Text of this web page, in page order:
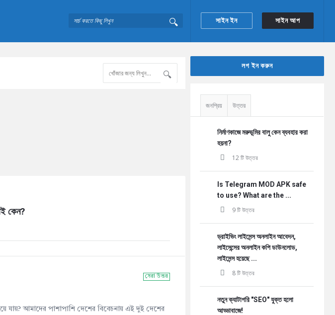
সাইন ইন সাইন আপ
কেন?
সেরা উত্তর
যায়? আমাদের পাশাপাশি দেশের বিবেচনায় এই দুই দেশের
লগ ইন করুন
জনপ্রিয় উত্তর
নির্মাণকাজে মরুভূমির বালু কেন ব্যবহার করা
হয়না?
12 টি উত্তর
Is Telegram MOD APK safe
to use? What are the ...
9 টি উত্তর
ড্রাইভিং লাইসেন্স অনলাইন আবেদন,
লাইসেন্সের অনলাইন কপি ডাউনলোড,
লাইসেন্স হয়েছে ...
8 টি উত্তর
নতুন ক্যাটাগরি "SEO" যুক্ত হলো
আড্ডাবাজে!